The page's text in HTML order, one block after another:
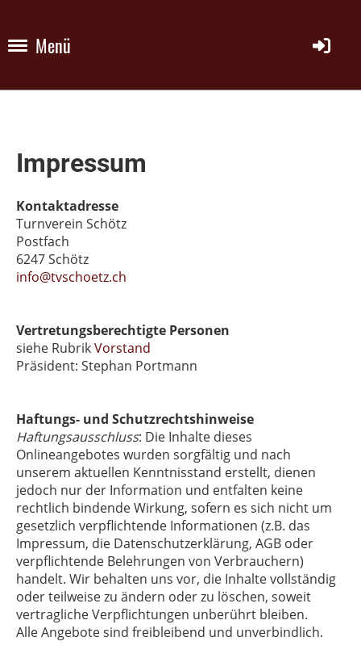
Menü
Impressum
Kontaktadresse
Turnverein Schötz
Postfach
6247 Schötz
info@tvschoetz.ch
Vertretungsberechtigte Personen
siehe RubrikVorstand
Präsident: Stephan Portmann
Haftungs- und Schutzrechtshinweise
Haftungsausschluss: Die Inhalte dieses
Onlineangebotes wurden sorgfältig und nach
unserem aktuellen Kenntnisstand erstellt, dienen
jedoch nur der Information und entfalten keine
rechtlich bindende Wirkung, sofern es sich nicht um
gesetzlich verpflichtende Informationen (z.B. das
Impressum, die Datenschutzerklärung, AGB oder
verpflichtende Belehrungen von Verbrauchern)
handelt. Wir behalten uns vor, die Inhalte vollständig
oder teilweise zu ändern oder zu löschen, soweit
vertragliche Verpflichtungen unberührt bleiben.
Alle Angebote sind freibleibend und unverbindlich.